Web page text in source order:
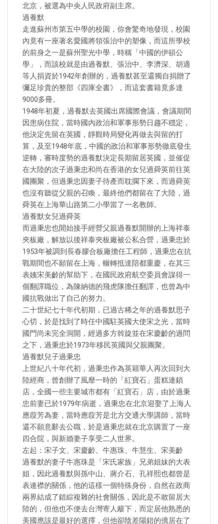
北京，被選為中央人民政府副主席。
過養默
走進蘇州市第五中學的校園，你會驚奇地發現，校園
內竟有一座著名愛國將領張治中的塑像，而這所學校
的前身之一是蘇州聖光中學，時稱「中國的伊頓公
學」，而該校就是由過養默、張治中、李濟深、胡適
等人捐資於1942年創辦的，過養默甚至還獨自捐贈了
彌足珍貴的整部《四庫全書》，而這套書籍竟多達
9000多冊。
1948年初夏，過養默去英國出席國際會議，會議期間
因患病住院，當時國內政治和軍事形勢日趨不穩定，
他決定先留在英國，靜觀時局變化再做去與留的打
算，及至1948年底，中國的政治和軍事形勢徹底發生
逆轉，審時度勢的過養默決定長期留居英國，並催促
在大陸的次子過秉忠和尚在香港的女兒過舜英前往英
國團聚，但過秉忠因妻子待產而耽擱下來，而過舜英
也沒有聽從父親的召喚，最終他們都留在了大陸，過
舜英在上海華山路第二小學當了一名教師。
過養默女兒過舜英
而過秉忠也開始接手經營父親過養默開辦的上海祥泰
夾板廠，解放以後祥泰夾板廠被公私合營，過秉忠於
1953年被調到長春膠合板廠擔任工程師，過秉忠在抗
戰期間也不願留在上海，輾轉抵達陪都重慶，在其三
表姨宋美齡的幫助下，在國民政府航空委員會謀得一
個翻譯職位，為陳納德的飛虎隊擔任翻譯，也曾為中
國抗戰做出了自己的努力。
二十世紀七十年代初期，已過古稀之年的過養默思子
心切，於是找到了時任中國駐英國大使宋之光，當時
國門尚未完全洞開，經過多方斡旋並在宋慶齡的過問
之下，過秉忠於1973年移民英國與父親團聚。
過養默兒子過秉忠
上世紀八十年代初，過秉忠作為英籍華人再次回到大
陸經商，曾創辦了風靡一時的「紅寶石」蛋糕連鎖
店，全國一些主要城市都有「紅寶石」店，由於過秉
忠前妻已於1979年病逝，過秉忠在北京迎娶了上海人
應葭芳為妻，當時應葭芳是北方交通大學講師，當時
還不願意辭去公職，於是過秉忠就在北京購置了一座
四合院，與新婚妻子享受二人世界。
左起：宋子文、宋慶齡、牛惠珠、牛慧生、宋美齡
過養默的妻子牛惠珠是「宋氏家族」兄弟姐妹的大表
姐，因此過養默與孫中山、蔣介石、孔祥熙也都曾是
表連襟的關係，他的這樣一個特殊身份，自然在政商
兩界結成了錯綜複雜的社會關係，因此是不敢留居大
陸的，但他也不便去台灣寄人籬下，而定居他熟悉的
美國應該是最好的選擇，但他卻陰差陽錯的僑居在了